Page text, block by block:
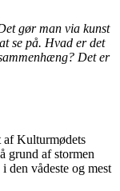
gør man via kunst
se på. Hvad er det
Det er
af Kulturmødets
grund af stormen
den vådeste og mest